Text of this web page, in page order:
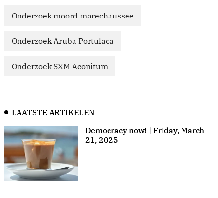
Onderzoek moord marechaussee
Onderzoek Aruba Portulaca
Onderzoek SXM Aconitum
LAATSTE ARTIKELEN
Democracy now! | Friday, March
21, 2025